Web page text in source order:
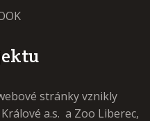
stránky vznikly
a.s. a Zoo Liberec,